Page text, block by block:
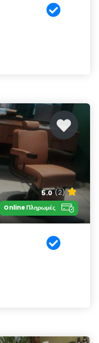
5.0 (2)
Online Πληρωμές